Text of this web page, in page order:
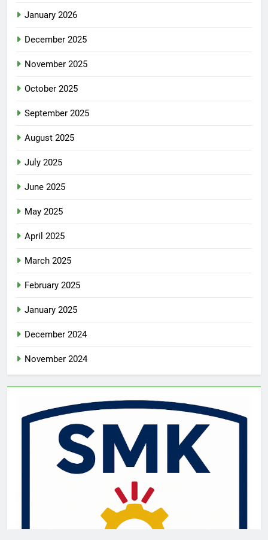
January 2026
December 2025
November 2025
October 2025
September 2025
August 2025
July 2025
June 2025
May 2025
April 2025
March 2025
February 2025
January 2025
December 2024
November 2024